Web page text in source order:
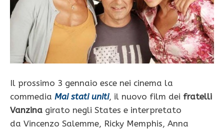
Il prossimo 3 gennaio esce nei cinema la
commedia Mai stati uniti, il nuovo film dei fratelli
Vanzina girato negli States e interpretato
da Vincenzo Salemme, Ricky Memphis, Anna